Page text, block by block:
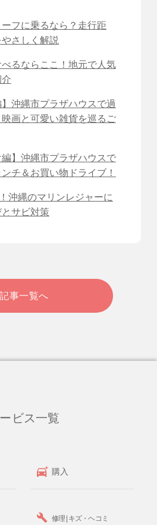
フに乗るなら？走行距
さしく解説
るならここ！地元で人気
】沖縄市プラザハウスで過
画と可愛い雑貨を巡るご
編】沖縄市プラザハウスで
チ＆お買い物ドライブ！
沖縄のマリンレジャーに
サビ対策
記事一覧へ
ビス一覧
購入
修理 | キズ・ヘコミ